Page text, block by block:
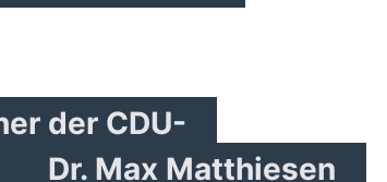
der CDU-
Dr. Max Matthiesen